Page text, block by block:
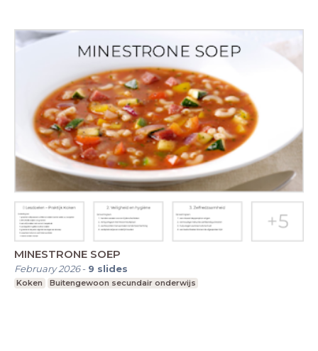
MINESTRONE SOEP
February 2026- 9 slides
Koken Buitengewoon secundair onderwijs